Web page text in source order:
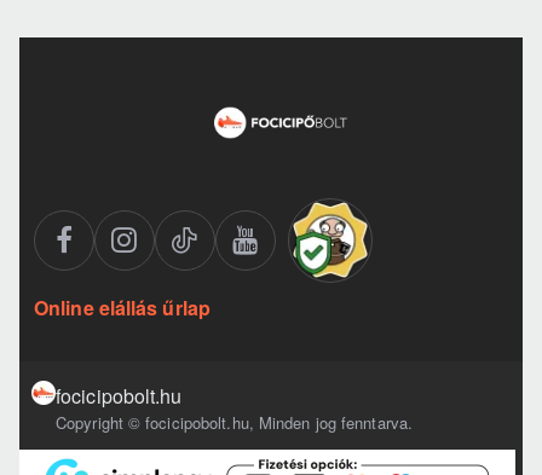
Online elállás űrlap
focicipobolt.hu
Copyright © focicipobolt.hu, Minden jog fenntarva.